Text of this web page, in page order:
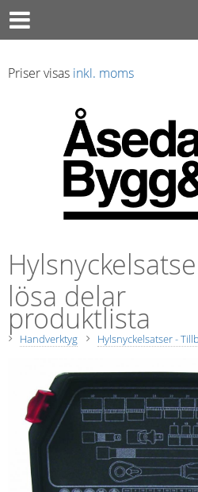
Priser visas inkl. moms
lösa delar
produktlista
Handverktyg Hylsnyckelsatser -